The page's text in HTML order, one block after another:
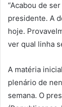
“Acabou de
presidente. A
hoje.
ver qual linha
A matéria
plenário de
semana. O